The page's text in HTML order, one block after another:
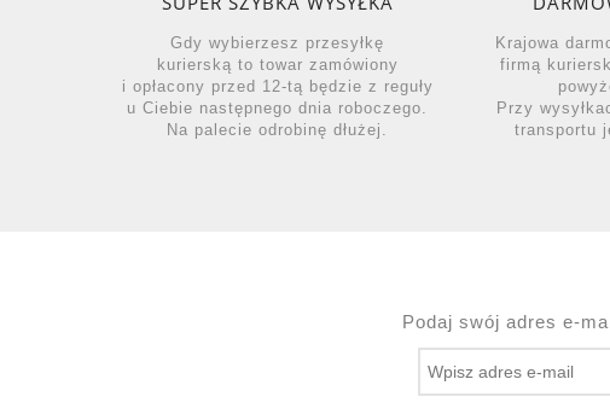
Gdy wybierzesz przesyłkę
kurierską to towar zamówiony
i opłacony przed 12-tą będzie z reguły
u Ciebie następnego dnia roboczego.
Na palecie odrobinę dłużej.
Krajowa
firmą
Przy
transportu
Podaj swój adres e-